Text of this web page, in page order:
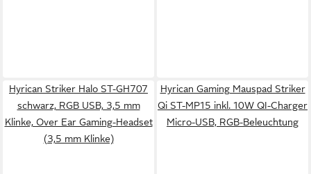
Hyrican Striker Halo ST-GH707
schwarz, RGB USB, 3,5 mm
Klinke, Over Ear Gaming-Headset
(3,5 mm Klinke)
Hyrican Gaming Mauspad Striker
Qi ST-MP15 inkl. 10W QI-Charger
Micro-USB, RGB-Beleuchtung